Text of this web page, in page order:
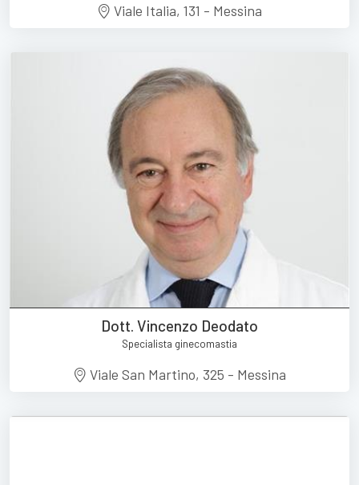
Viale Italia, 131 - Messina
Dott. Vincenzo Deodato
Specialista ginecomastia
Viale San Martino, 325 - Messina